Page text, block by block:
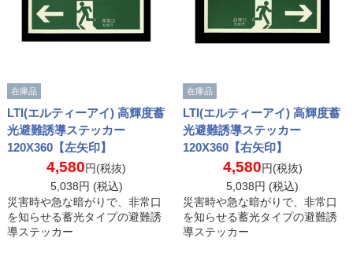
在庫品
LTI(エルティーアイ) 高輝度蓄
光避難誘導ステッカー
120X360【左矢印】
4,580円(税抜)
5,038円 (税込)
災害時や急な暗がりで、非常口
を知らせる蓄光タイプの避難誘
導ステッカー
在庫品
LTI(エルティーアイ) 高輝度蓄
光避難誘導ステッカー
120X360【右矢印】
4,580円(税抜)
5,038円 (税込)
災害時や急な暗がりで、非常口
を知らせる蓄光タイプの避難誘
導ステッカー